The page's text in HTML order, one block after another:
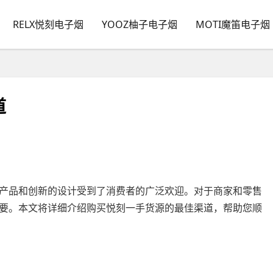
RELX悦刻电子烟 YOOZ柚子电子烟 MOTI魔笛电子烟
品和创新的设计受到了消费者的广泛欢迎。对于商家和零售
。本文将详细介绍购买悦刻一手货源的最佳渠道，帮助您顺